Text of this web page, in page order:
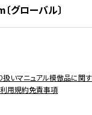
グローバル〕
扱いマニュアル模倣品に関
利用規約免責事項